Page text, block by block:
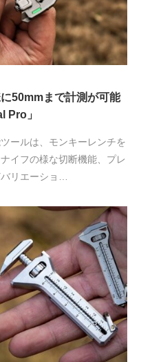
50mmまで計測が可能
Pro」
ールは、モンキーレンチを
イフの様な切断機能、プレ
リエーショ…